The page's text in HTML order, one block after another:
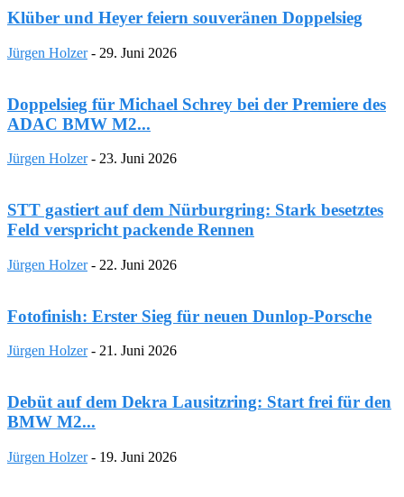
Klüber und Heyer feiern souveränen Doppelsieg
Jürgen Holzer - 29. Juni 2026
Doppelsieg für Michael Schrey bei der Premiere des
ADAC BMW M2...
Jürgen Holzer - 23. Juni 2026
STT gastiert auf dem Nürburgring: Stark besetztes
Feld verspricht packende Rennen
Jürgen Holzer - 22. Juni 2026
Fotofinish: Erster Sieg für neuen Dunlop-Porsche
Jürgen Holzer - 21. Juni 2026
Debüt auf dem Dekra Lausitzring: Start frei für den
BMW M2...
Jürgen Holzer - 19. Juni 2026